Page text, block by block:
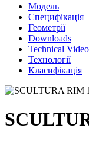
Модель
Специфікація
Геометрії
Downloads
Technical
Технології
Класифікація